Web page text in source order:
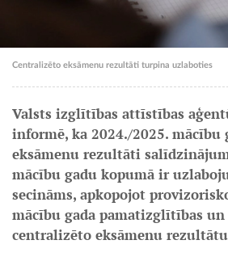
Centralizēto eksāmenu rezultāti turpina uzlaboties
Valsts izglītības attīstības
informē, ka 2024./2025. mācību
eksāmenu rezultāti
mācību gadu kopumā ir
secināms, apkopojot
mācību gada pamatizglītības
centralizēto eksāmenu